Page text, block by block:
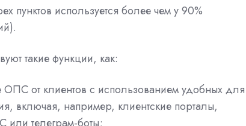
пунктов используется более чем у 90%
такие функции, как:
ОПС от клиентов с использованием удобных для
включая, например, клиентские порталы,